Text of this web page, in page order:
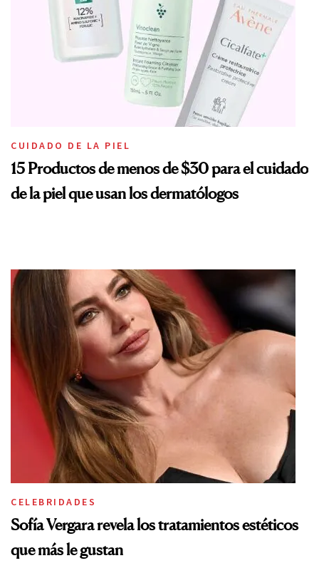
CUIDADO DE LA PIEL
15 Productos de menos de $30 para el cuidado
de la piel que usan los dermatólogos
CELEBRIDADES
Sofía Vergara revela los tratamientos estéticos
que más le gustan